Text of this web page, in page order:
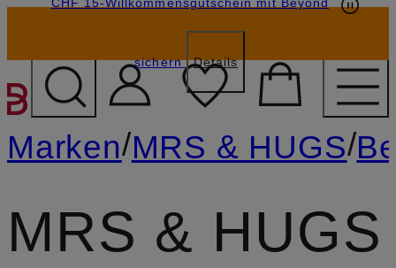
ZUM HAUPTINHALT
sichern Details
Marken/MRS & HUGS/
MRS & HUGS